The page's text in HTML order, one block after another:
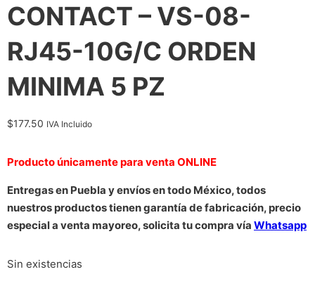
CONTACT – VS-08-
RJ45-10G/C ORDEN
MINIMA 5 PZ
$177.50 IVA Incluido
Producto únicamente para venta ONLINE
Entregas en Puebla y envíos en todo México, todos
nuestros productos tienen garantía de fabricación, precio
especial a venta mayoreo, solicita tu compra vía Whatsapp
Sin existencias